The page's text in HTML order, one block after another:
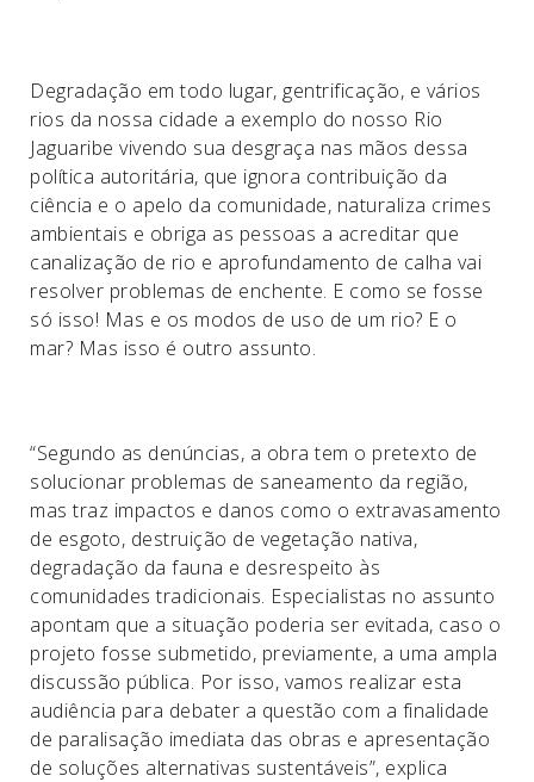
Degradação em todo lugar, gentrificação, e vários
rios da nossa cidade a exemplo do nosso Rio
Jaguaribe vivendo sua desgraça nas mãos dessa
política autoritária, que ignora contribuição da
ciência e o apelo da comunidade, naturaliza crimes
ambientais e obriga as pessoas a acreditar que
canalização de rio e aprofundamento de calha vai
resolver problemas de enchente. E como se fosse
só isso! Mas e os modos de uso de um rio? E o
mar? Mas isso é outro assunto.
“Segundo as denúncias, a obra tem o pretexto de
solucionar problemas de saneamento da região,
mas traz impactos e danos como o extravasamento
de esgoto, destruição de vegetação nativa,
degradação da fauna e desrespeito às
comunidades tradicionais. Especialistas no assunto
apontam que a situação poderia ser evitada, caso o
projeto fosse submetido, previamente, a uma ampla
discussão pública. Por isso, vamos realizar esta
audiência para debater a questão com a finalidade
de paralisação imediata das obras e apresentação
de soluções alternativas sustentáveis”, explica